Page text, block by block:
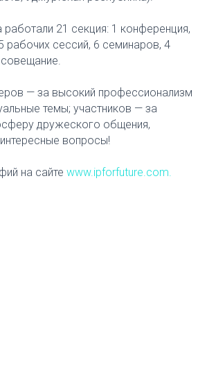
21 секция: 1 конференция,
рабочих сессий, 6 семинаров, 4
— за высокий профессионализм
темы; участников — за
дружеского общения,
вопросы!
на сайте www.ipforfuture.com.